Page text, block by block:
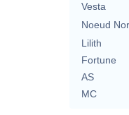
Vesta
Noeud
Lilith
Fortune
AS
MC